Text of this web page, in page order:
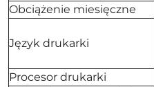
Obciążenie miesięczne
Język drukarki
Procesor drukarki